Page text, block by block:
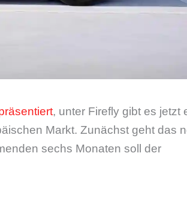
, unter Firefly gibt es jetzt
Markt. Zunächst geht das
sechs Monaten soll der